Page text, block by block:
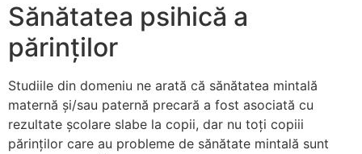
Sănătatea psihică a
părinților
Studiile din domeniu ne arată că sănătatea mintală
maternă și/sau paternă precară a fost asociată cu
rezultate școlare slabe la copii, dar nu toți copiii
părinților care au probleme de sănătate mintală sunt